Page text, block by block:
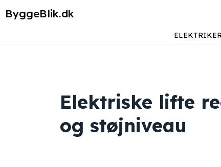
ByggeBlik.dk
Elektriske lifte
og støjniveau